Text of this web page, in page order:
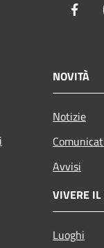
NOVITÀ
Notizie
Avvisi
VIVERE
Luoghi